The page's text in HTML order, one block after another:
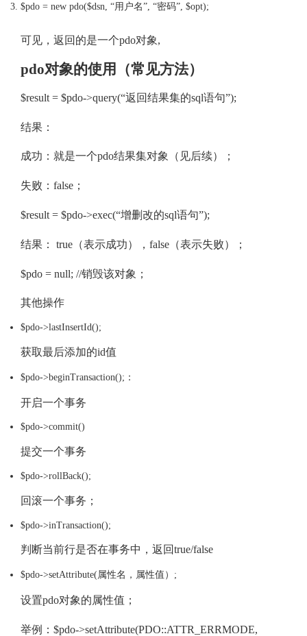
$pdo = new pdo($dsn, “用户名”, “密码”, $opt);
可见，返回的是一个pdo对象,
pdo对象的使用（常见方法）
$result = $pdo->query(“返回结果集的sql语句”);
结果：
成功：就是一个pdo结果集对象（见后续）；
失败：false；
$result = $pdo->exec(“增删改的sql语句”);
结果： true（表示成功），false（表示失败）；
$pdo = null; //销毁该对象；
其他操作
$pdo->lastInsertId();
获取最后添加的id值
$pdo->beginTransaction();：
开启一个事务
$pdo->commit()
提交一个事务
$pdo->rollBack();
回滚一个事务；
$pdo->inTransaction();
判断当前行是否在事务中，返回true/false
$pdo->setAttribute(属性名，属性值）;
设置pdo对象的属性值；
举例：$pdo->setAttribute(PDO::ATTR_ERRMODE,